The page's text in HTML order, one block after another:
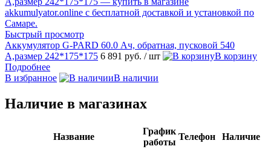
Быстрый просмотр
Аккумулятор G-PARD 60.0 Ач, обратная, пусковой 540
А,размер 242*175*175 6 891 руб. / шт
В корзину
Подробнее
В избранное
В наличии
Наличие в магазинах
Название
График
работы
Телефон
Наличие